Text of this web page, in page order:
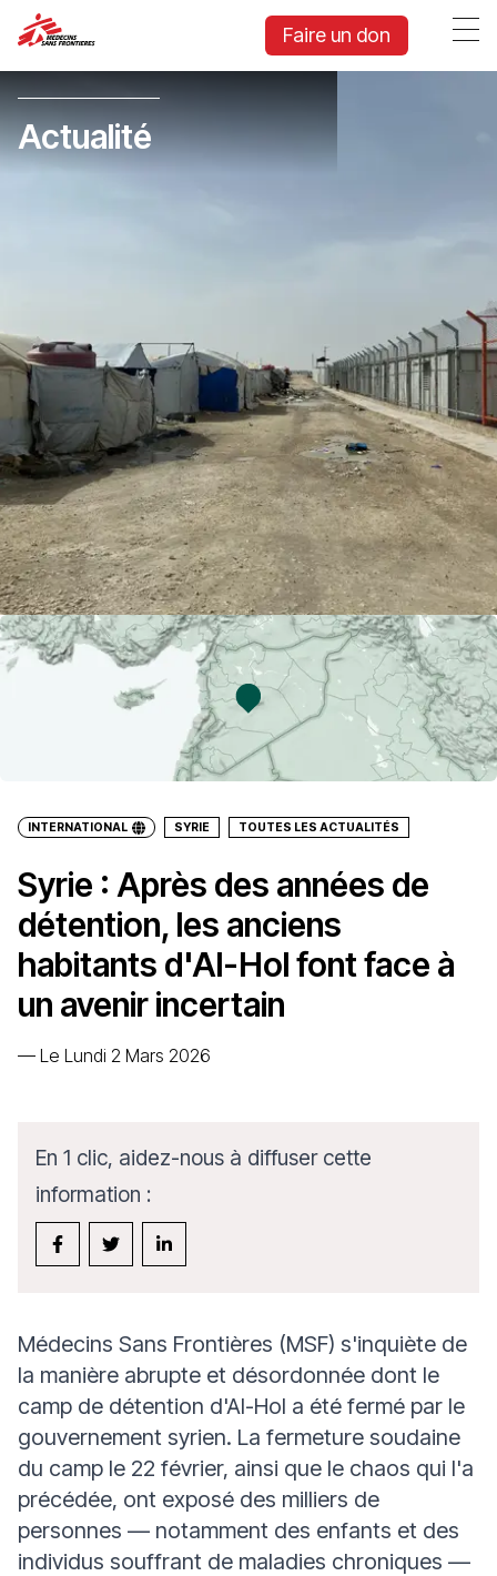
Faire un don
Actualité
INTERNATIONAL SYRIE TOUTES LES ACTUALITÉS
Syrie : Après des années de
détention, les anciens
habitants d'Al-Hol font face à
un avenir incertain
— Le Lundi 2 Mars 2026
En 1 clic, aidez-nous à diffuser cette
information :
Médecins Sans Frontières (MSF) s'inquiète de
la manière abrupte et désordonnée dont le
camp de détention d'Al-Hol a été fermé par le
gouvernement syrien. La fermeture soudaine
du camp le 22 février, ainsi que le chaos qui l'a
précédée, ont exposé des milliers de
personnes — notamment des enfants et des
individus souffrant de maladies chroniques —